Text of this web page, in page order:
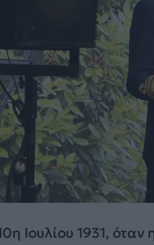
Ιουλίου 1931,